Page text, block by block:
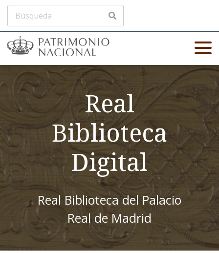
Real
Biblioteca
Digital
Real Biblioteca del Palacio
Real de Madrid